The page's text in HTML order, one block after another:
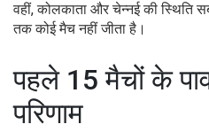
वहीं, कोलकाता और चेन्नई की स्थिति
तक कोई मैच नहीं जीता है।
पहले 15 मैचों के
परिणाम